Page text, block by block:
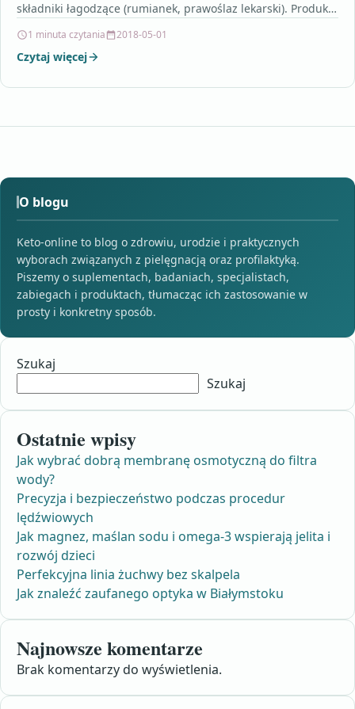
składniki łagodzące (rumianek, prawoślaz lekarski). Produkt
1 minuta czytania 2018-05-01
Czytaj więcej
O blogu
Keto-online to blog o zdrowiu, urodzie i praktycznych
wyborach związanych z pielęgnacją oraz profilaktyką.
Piszemy o suplementach, badaniach, specjalistach,
zabiegach i produktach, tłumacząc ich zastosowanie w
prosty i konkretny sposób.
Szukaj
Szukaj
Ostatnie wpisy
Jak wybrać dobrą membranę osmotyczną do filtra
wody?
Precyzja i bezpieczeństwo podczas procedur
lędźwiowych
Jak magnez, maślan sodu i omega-3 wspierają jelita i
rozwój dzieci
Perfekcyjna linia żuchwy bez skalpela
Jak znaleźć zaufanego optyka w Białymstoku
Najnowsze komentarze
Brak komentarzy do wyświetlenia.